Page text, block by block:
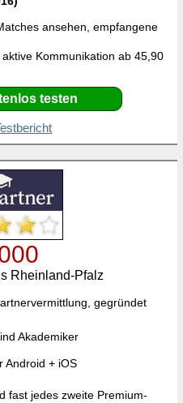
ansehen, empfangene
Kommunikation ab 45,90
testen
Rheinland-Pfalz
gegründet
Akademiker
Android + iOS
fast jedes zweite Premium-